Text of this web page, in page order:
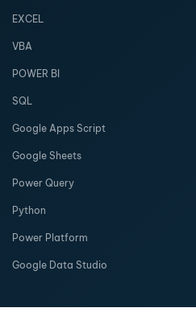
EXCEL
VBA
POWER BI
SQL
Google Apps Script
Google Sheets
Power Query
Python
Power Platform
Google Data Studio